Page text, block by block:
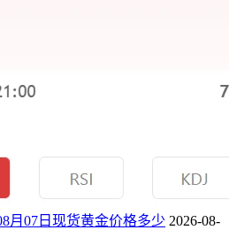
月07日现货黄金价格多少 2026-08-